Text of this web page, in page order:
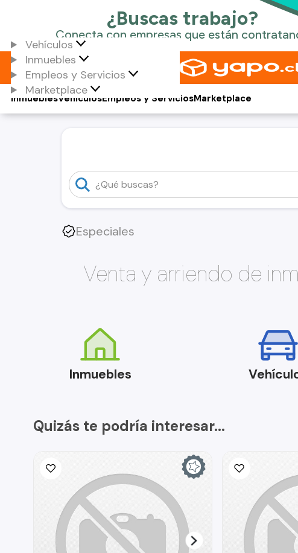
Vehículos
Inmuebles
Empleos y Servicios
Marketplace
Vehículos
Inmuebles Empleos y ServiciosMarketplace
Especiales
Venta y arriendo de
Inmuebles
Quizás te podría interesar...